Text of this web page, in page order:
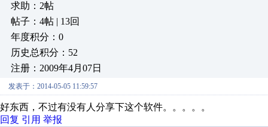
求助：2帖
帖子：4帖 | 13回
年度积分：0
历史总积分：52
注册：2009年4月07日
发表于：2014-05-05 11:59:57
好东西，不过有没有人分享下这个软件。。。。。
回复 引用 举报